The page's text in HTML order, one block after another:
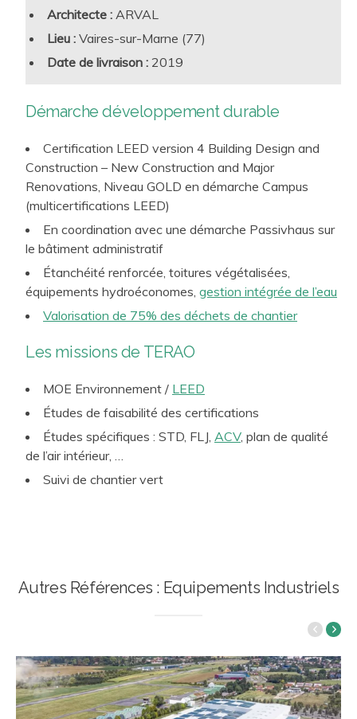
ainsi qu’au service des sièges sociaux de groupes
industriels pour définir et déployer leurs
Architecte : ARVAL
Lieu : Vaires-sur-Marne (77)
Date de livraison : 2019
Démarche développement durable
Certification LEED version 4 Building Design and
Construction – New Construction and Major
Renovations, Niveau GOLD en démarche Campus
(multicertifications LEED)
En coordination avec une démarche Passivhaus sur
le bâtiment administratif
Étanchéité renforcée, toitures végétalisées,
équipements hydroéconomes, gestion intégrée de l’eau
Valorisation de 75% des déchets de chantier
Les missions de TERAO
MOE Environnement / LEED
Études de faisabilité des certifications
Études spécifiques : STD, FLJ, ACV, plan de qualité
de l’air intérieur, …
Suivi de chantier vert
Autres Références : Equipements Industriels